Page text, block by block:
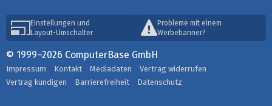
Einstellungen und
Layout-Umschalter
Probleme mit einem
Werbebanner?
© 1999–2026 ComputerBase GmbH
Impressum Kontakt Mediadaten
Vertrag widerrufen
Vertrag kündigen
Barrierefreiheit Datenschutz